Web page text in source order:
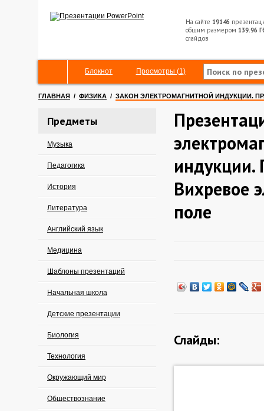
На сайте 19146
общим размером 139.96
слайдов
Блокнот Просмотры (1)
ГЛАВНАЯ / ФИЗИКА / ЗАКОН ЭЛЕКТРОМАГНИТНОЙ ИНДУКЦИИ.
Предметы
Музыка
Педагогика
История
Литература
Английский язык
Медицина
Шаблоны презентаций
Начальная школа
Детские презентации
Биология
Технология
Окружающий мир
Обществознание
индукции.
Вихревое
поле
Слайды: